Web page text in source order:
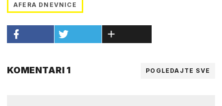
AFERA DNEVNICE
KOMENTARI 1 POGLEDAJTE SVE